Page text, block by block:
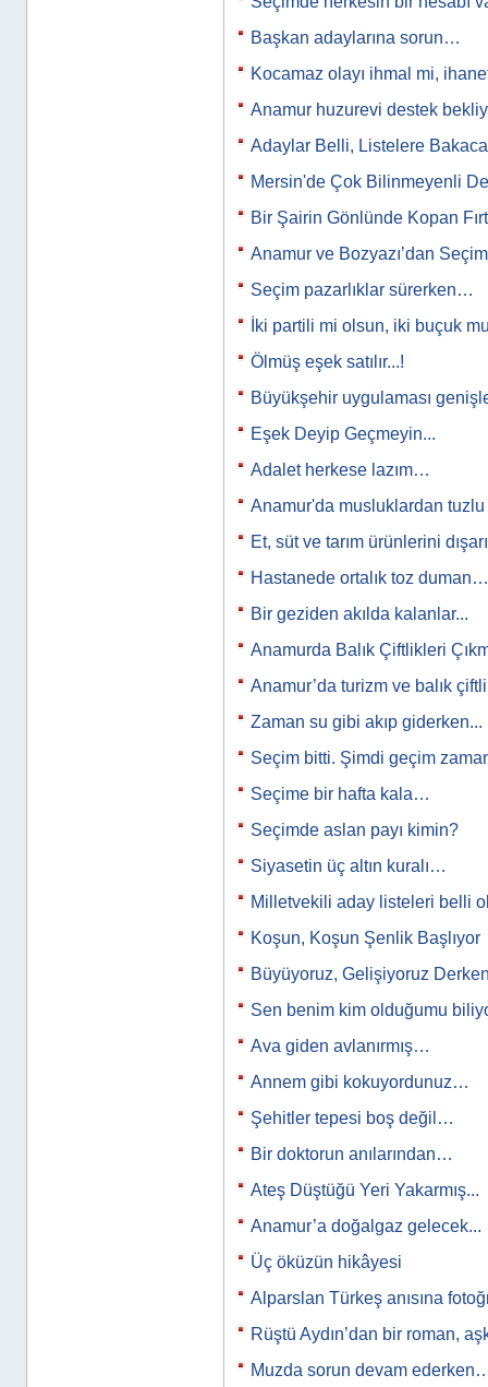
Başkan adaylarına sorun…
Kocamaz olayı ihmal mi,
Anamur huzurevi destek
Adaylar Belli, Listelere
Mersin'de Çok Bilinmeyenli
Bir Şairin Gönlünde Kopan
Anamur ve Bozyazı’dan
Seçim pazarlıklar sürerken…
İki partili mi olsun, iki buçuk
Ölmüş eşek satılır...!
Büyükşehir uygulaması
Eşek Deyip Geçmeyin...
Adalet herkese lazım…
Anamur'da musluklardan
Et, süt ve tarım ürünlerini
Hastanede ortalık toz duman…
Bir geziden akılda kalanlar...
Anamurda Balık Çiftlikleri
Anamur’da turizm ve balık
Zaman su gibi akıp giderken...
Seçim bitti. Şimdi geçim
Seçime bir hafta kala…
Seçimde aslan payı kimin?
Siyasetin üç altın kuralı…
Milletvekili aday listeleri belli
Koşun, Koşun Şenlik Başlıyor
Büyüyoruz, Gelişiyoruz
Sen benim kim olduğumu
Ava giden avlanırmış…
Annem gibi kokuyordunuz…
Şehitler tepesi boş değil…
Bir doktorun anılarından…
Ateş Düştüğü Yeri Yakarmış...
Anamur’a doğalgaz gelecek...
Üç öküzün hikâyesi
Alparslan Türkeş anısına
Rüştü Aydın’dan bir roman,
Muzda sorun devam